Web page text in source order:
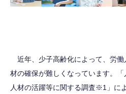
近年、少子高齢化によって、労働
材の確保が難しくなっています。
人材の活躍等に関する調査※1 」に